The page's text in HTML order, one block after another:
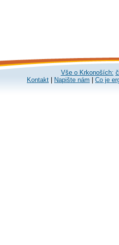
Vše o Krkonoších:
Kontakt
Napište nám Co je